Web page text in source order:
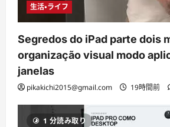
生活・ライフ
Segredos do iPad parte dois
organização visual modo
janelas
pikakichi2015@gmail.com 19時間前
1 分読み取り